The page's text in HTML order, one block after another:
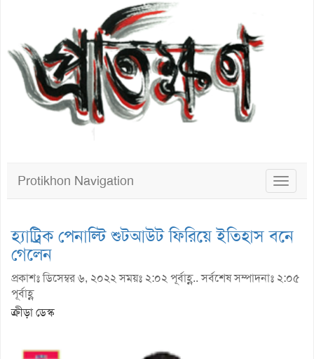
Toggle
Protikhon Navigation
হ্যাট্রিক পেনাল্টি শুটআউট ফিরিয়ে ইতিহাস বনে
গেলেন
প্রকাশঃ ডিসেম্বর ৬, ২০২২ সময়ঃ ২:০২ পূর্বাহ্ণ.. সর্বশেষ সম্পাদনাঃ ২:০৫
পূর্বাহ্ণ
ক্রীড়া ডেস্ক